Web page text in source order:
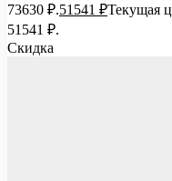
73630 ₽.51541 ₽Текущая
51541 ₽.
Скидка